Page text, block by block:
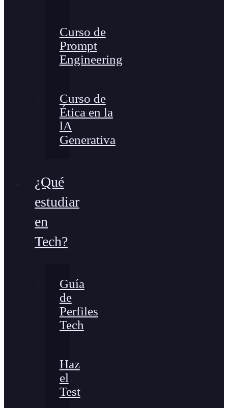
Curso de
Prompt
Engineering
Curso de
Ética en la
lA
Generativa
¿Qué
estudiar
en
Tech?
Guía
de
Perfiles
Tech
Haz
el
Test